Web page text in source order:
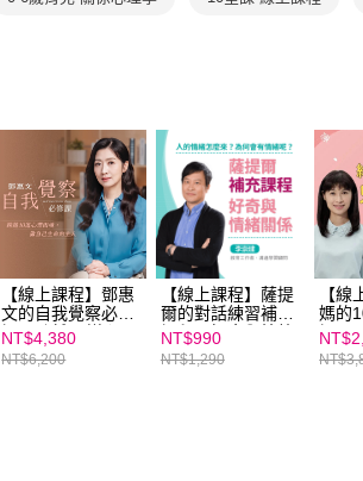
【線上課程】鄧惠
文的自我覺察必修
課：跨越10道心理
困境，做自己生命
的主人｜親子天下
NT$4,380
NT$6,200
【線上課程】薩提
爾的對話練習補充
課程：好奇與情緒
關係｜親子天下線
上學校
NT$990
NT$1,290
【
媽的
課
推薦